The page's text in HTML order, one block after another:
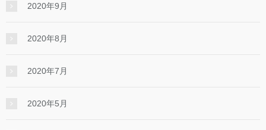
2020年9月
2020年8月
2020年7月
2020年5月